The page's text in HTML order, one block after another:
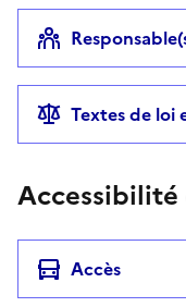
Textes de loi
Accès